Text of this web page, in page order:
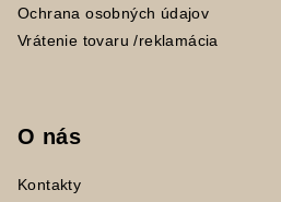
Ochrana osobných údajov
Vrátenie tovaru /reklamácia
O nás
Kontakty